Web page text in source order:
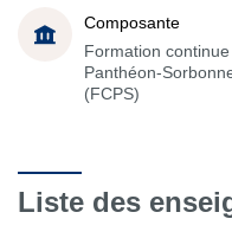
Composante
Formation continue
Panthéon-
(FCPS)
Liste des